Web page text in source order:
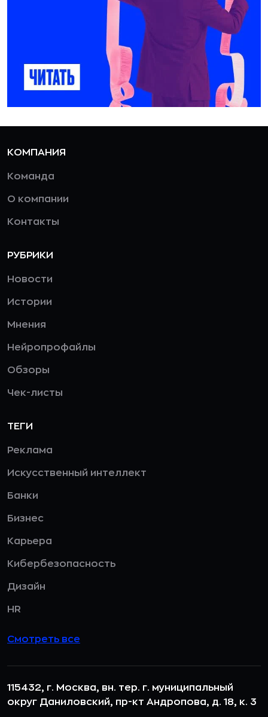
КОМПАНИЯ
Команда
О компании
Контакты
РУБРИКИ
Новости
Истории
Мнения
Нейропрофайлы
Обзоры
Чек-листы
ТЕГИ
Реклама
Искусственный интеллект
Банки
Бизнес
Карьера
Кибербезопасность
Дизайн
HR
Смотреть все
115432, г. Москва, вн. тер. г. муниципальный
округ Даниловский, пр-кт Андропова, д. 18, к. 3